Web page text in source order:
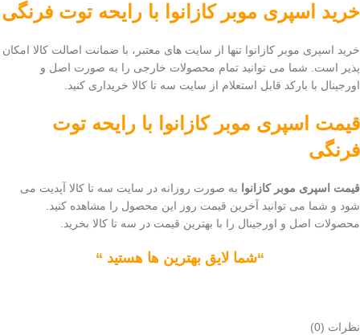
خرید اسپری موبر کازانوا با رایحه توت فرنگی
خرید اسپری موبر کازانوا تنها از سایت های معتبر، با ضمانت اصالت کالا امکان
پذیر است. شما می توانید تمام محصولات خارجی را به صورت اصل و
اورجینال با بارکد قابل استعلام از سایت سه تا کالا خریداری کنید.
قیمت اسپری موبر کازانوا با رایحه توت
فرنگی
قیمت اسپری موبر کازانوا
به صورت روزانه در سایت سه تا کالا آپدیت می
شود و شما می توانید آخرین قیمت روز این محصول را مشاهده کنید.
محصولات اصل و اورجینال را با بهترین قیمت در سه تا کالا بخرید.
“شما لایق بهترین ها هستید “
نظرات (0)